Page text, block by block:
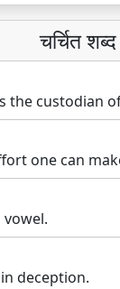
चर्चित शब्द
the custodian
one can
vowel.
deception.